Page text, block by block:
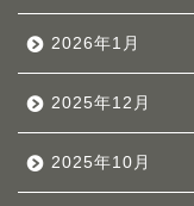
2026年1月
2025年12月
2025年10月